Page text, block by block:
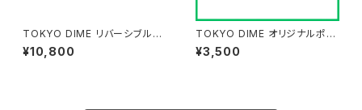
TOKYO DIME リバーシブルタ
ンク BLACK/WHITE
¥10,800
TOKYO DIME オリジナルポロ
シャツ
¥3,500